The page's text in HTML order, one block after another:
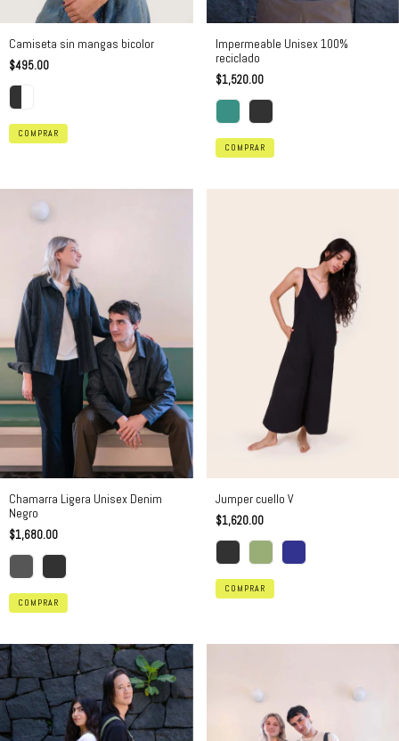
Camiseta sin mangas bicolor
$495.00
COMPRAR
Impermeable Unisex 100%
reciclado
$1,520.00
COMPRAR
Chamarra Ligera Unisex Denim
Negro
$1,680.00
COMPRAR
Jumper cuello V
$1,620.00
COMPRAR